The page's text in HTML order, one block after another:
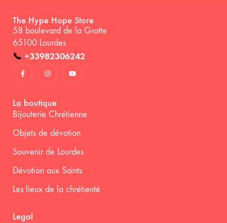
The Hype Hope Store
58 boulevard de la Grotte
65100 Lourdes
📞 +33982306242
La boutique
Bijouterie Chrétienne
Objets de dévotion
Souvenir de Lourdes
Dévotion aux Saints
Les lieux de la chrétienté
Legal